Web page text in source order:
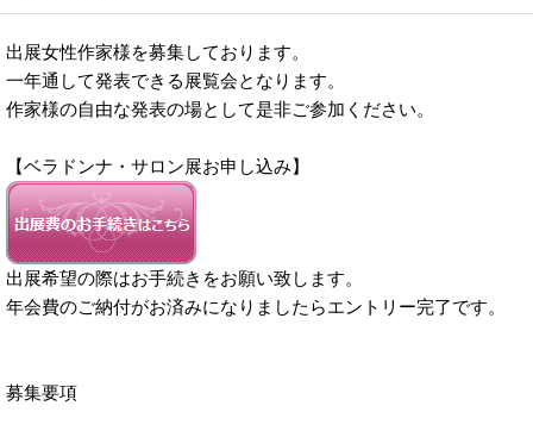
出展女性作家様を募集しております。
一年通して発表できる展覧会となります。
作家様の自由な発表の場として是非ご参加ください。
【ベラドンナ・サロン展お申し込み】
出展希望の際はお手続きをお願い致します。
年会費のご納付がお済みになりましたらエントリー完了です。
募集要項